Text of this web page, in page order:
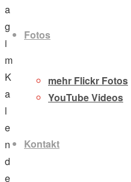
Fotos
mehr Flickr Fotos
YouTube Videos
Kontakt
a
g
i
m
K
a
l
e
n
d
e